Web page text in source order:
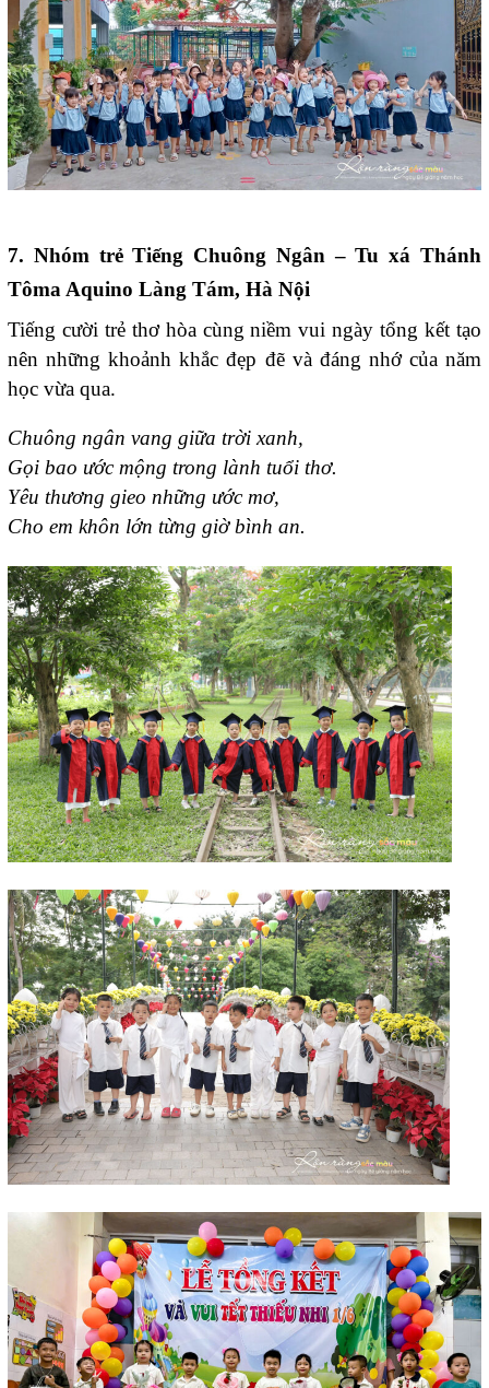
7. Nhóm trẻ Tiếng Chuông Ngân – Tu xá Thánh
Tôma Aquino Làng Tám, Hà Nội
Tiếng cười trẻ thơ hòa cùng niềm vui ngày tổng kết tạo
nên những khoảnh khắc đẹp đẽ và đáng nhớ của năm
học vừa qua.
Chuông ngân vang giữa trời xanh,
Gọi bao ước mộng trong lành tuổi thơ.
Yêu thương gieo những ước mơ,
Cho em khôn lớn từng giờ bình an.